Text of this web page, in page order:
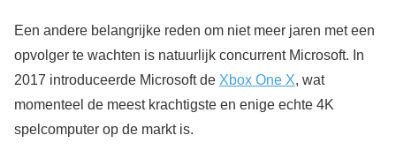
Een andere belangrijke reden om niet meer jaren met een
opvolger te wachten is natuurlijk concurrent Microsoft. In
2017 introduceerde Microsoft de Xbox One X, wat
momenteel de meest krachtigste en enige echte 4K
spelcomputer op de markt is.